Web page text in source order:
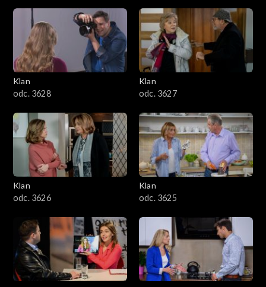
Klan
odc. 3628
Klan
odc. 3627
Klan
odc. 3626
Klan
odc. 3625